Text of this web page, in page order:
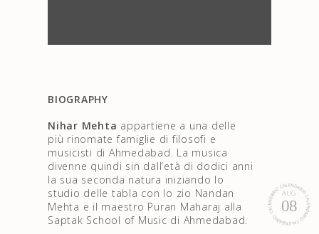
BIOGRAPHY
Nihar Mehta appartiene a una delle
più rinomate famiglie di filosofi e
musicisti di Ahmedabad. La musica
divenne quindi sin dall’età di dodici anni
la sua seconda natura iniziando lo
studio delle tabla con lo zio Nandan
Mehta e il maestro Puran Maharaj alla
Saptak School of Music di Ahmedabad.
AUG
08